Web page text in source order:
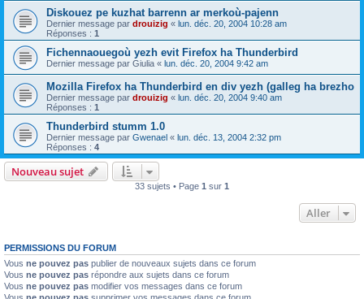
Diskouez pe kuzhat barrenn ar merkoù-pajenn
Dernier message par drouizig « lun. déc. 20, 2004 10:28 am
Réponses : 1
Fichennaouegoù yezh evit Firefox ha Thunderbird
Dernier message par Giulia « lun. déc. 20, 2004 9:42 am
Mozilla Firefox ha Thunderbird en div yezh (galleg ha brezho
Dernier message par drouizig « lun. déc. 20, 2004 9:40 am
Réponses : 1
Thunderbird stumm 1.0
Dernier message par Gwenael « lun. déc. 13, 2004 2:32 pm
Réponses : 4
Nouveau sujet
33 sujets • Page 1 sur 1
Aller
PERMISSIONS DU FORUM
Vous ne pouvez pas publier de nouveaux sujets dans ce forum
Vous ne pouvez pas répondre aux sujets dans ce forum
Vous ne pouvez pas modifier vos messages dans ce forum